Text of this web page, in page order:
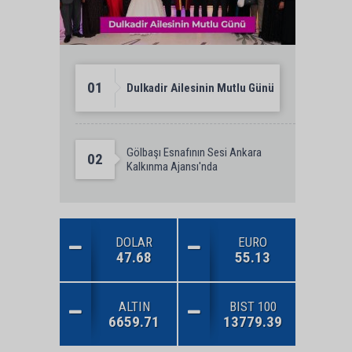
01 Dulkadir Ailesinin Mutlu Günü
02
Gölbaşı Esnafının Sesi Ankara
Kalkınma Ajansı'nda
DOLAR
47.68
EURO
55.13
ALTIN
6659.71
BIST 100
13779.39